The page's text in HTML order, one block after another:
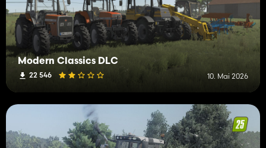
Modern Classics DLC
22 546 10. Mai 2026